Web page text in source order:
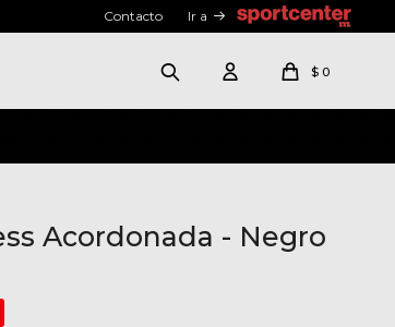
$ 0
Contacto Ir a
Acordonada - Negro